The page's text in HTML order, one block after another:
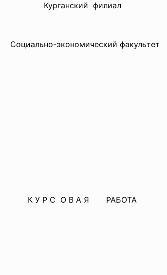
Курганский филиал
Социально-экономический факультет
К У Р С О В А Я РАБОТА